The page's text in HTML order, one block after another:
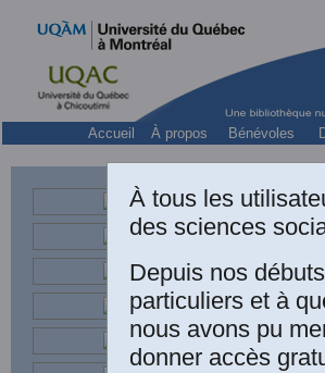
Accueil À propos Bénévoles
À tous les
des sciences
Depuis nos
particuliers et à
nous avons pu
donner accès